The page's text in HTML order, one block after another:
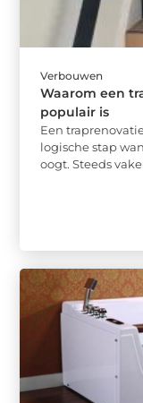
Verbouwen
Waarom een
populair is
Een
logische stap
oogt. Steeds